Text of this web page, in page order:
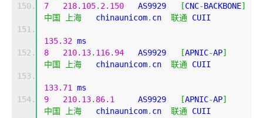
7
218.105. 2.150
   AS9929
[CNC-BACKBONE]
中国
上海
   chinaunicom
. cn 联通 CUII
135.32 ms
8
210.13. 116.94
   AS9929
[APNIC-AP]
中国
上海
   chinaunicom
. cn 联通 CUII
133.71
ms
9
210.13. 86.1
     AS9929
[APNIC-AP]
中国
上海
   chinaunicom
. cn 联通 CUII